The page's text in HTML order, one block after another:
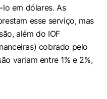
em dólares. As
esse serviço, mas
além do IOF
cobrado pelo
variam entre 1% e 2%,